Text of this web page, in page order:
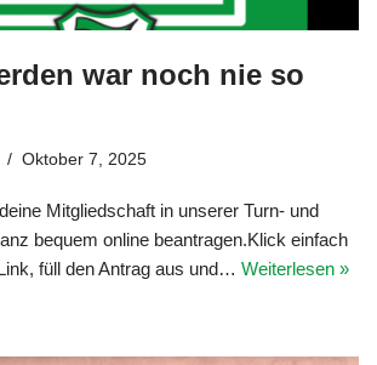
war noch nie so
Oktober 7, 2025
Mitgliedschaft in unserer Turn- und
bequem online beantragen.Klick einfach
füll den Antrag aus und… Weiterlesen »